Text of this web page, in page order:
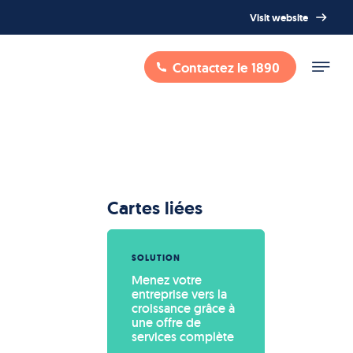
Visit website
Contactez le 1890
Cartes liées
SOLUTION
Menez votre
entreprise vers la
croissance grâce à
une offre de
services complète